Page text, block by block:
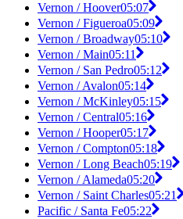
Vernon / Hoover05:07
Vernon / Figueroa05:09
Vernon / Broadway05:10
Vernon / Main05:11
Vernon / San Pedro05:12
Vernon / Avalon05:14
Vernon / McKinley05:15
Vernon / Central05:16
Vernon / Hooper05:17
Vernon / Compton05:18
Vernon / Long Beach05:19
Vernon / Alameda05:20
Vernon / Saint Charles05:21
Pacific / Santa Fe05:22